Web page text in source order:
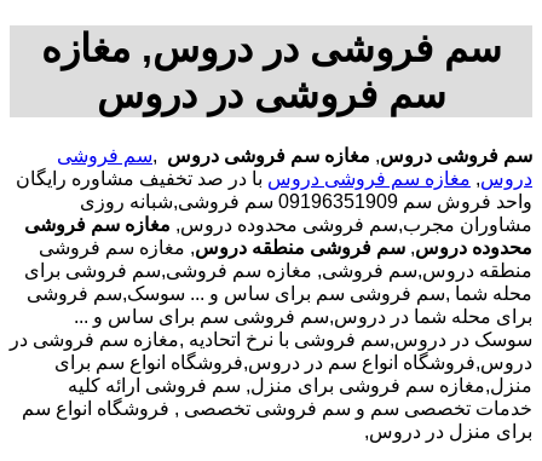
سم فروشی در دروس, مغازه
سم فروشی در دروس
سم فروشی دروس, مغازه سم فروشی دروس ,سم فروشی
دروس, مغازه سم فروشی دروس با در صد تخفیف مشاوره رایگان
واحد فروش سم 09196351909 سم فروشی,شبانه روزی
مشاوران مجرب,سم فروشی محدوده دروس, مغازه سم فروشی
محدوده دروس, سم فروشی منطقه دروس, مغازه سم فروشی
منطقه دروس,سم فروشی, مغازه سم فروشی,سم فروشی برای
محله شما ,سم فروشی سم برای ساس و ... سوسک,سم فروشی
برای محله شما در دروس,سم فروشی سم برای ساس و ...
سوسک در دروس,سم فروشی با نرخ اتحادیه ,مغازه سم فروشی در
دروس,فروشگاه انواع سم در دروس,فروشگاه انواع سم برای
منزل,مغازه سم فروشی برای منزل, سم فروشی ارائه کلیه
خدمات تخصصی سم و سم فروشی تخصصی , فروشگاه انواع سم
برای منزل در دروس,